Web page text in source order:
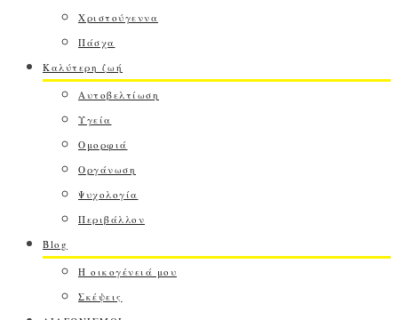
Χριστούγεννα
Πάσχα
Καλύτερη ζωή
Αυτοβελτίωση
Υγεία
Ομορφιά
Οργάνωση
Ψυχολογία
Περιβάλλον
Blog
Η οικογένειά μου
Σκέψεις